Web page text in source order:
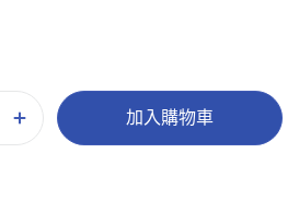
加入購物車